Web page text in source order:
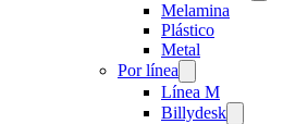
Melamina
Plástico
Metal
Por línea
Línea M
Billydesk